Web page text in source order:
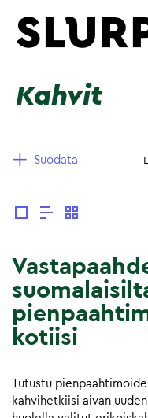
Kahvit
Suodata
kotiisi
Tutustu
kahvihetkiisi aivan